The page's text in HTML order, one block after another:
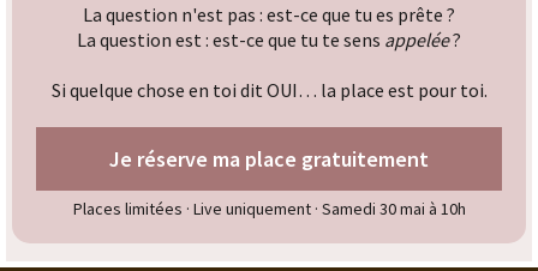
La question n'est pas : est-ce que tu es prête ?
La question est : est-ce que tu te sens appelée?
Si quelque chose en toi dit OUI… la place est pour toi.
Je réserve ma place gratuitement
Places limitées · Live uniquement · Samedi 30 mai à 10h